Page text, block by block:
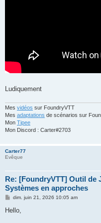
Ludiquement
Mes vidéos sur FoundryVTT
Mes adaptations de scénarios sur
Mon Tipee
Mon Discord : Carter#2703
Carter77
Evêque
Re: [FoundryVTT] Outil de
Systèmes en approches
M
s
dim. juin 21, 2026 10:05 am
Hello,